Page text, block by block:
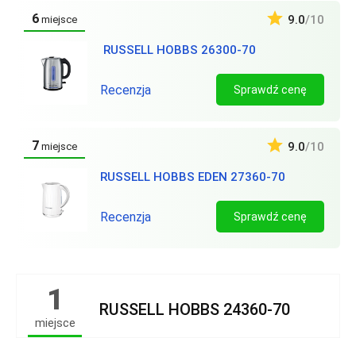
6 miejsce
RUSSELL HOBBS 26300-70
9.0/10
Recenzja Sprawdź cenę
7 miejsce
RUSSELL HOBBS EDEN 27360-70
9.0/10
Recenzja Sprawdź cenę
1
miejsce
RUSSELL HOBBS 24360-70